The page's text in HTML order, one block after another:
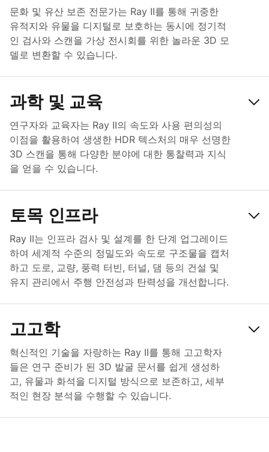
문화 및 유산 보존 전문가는 Ray II를 통해 귀중한
유적지와 유물을 디지털로 보호하는 동시에 정기적
인 검사와 스캔을 가상 전시회를 위한 놀라운 3D 모
델로 변환할 수 있습니다.
과학 및 교육
연구자와 교육자는 Ray II의 속도와 사용 편의성의
이점을 활용하여 생생한 HDR 텍스처의 매우 선명한
3D 스캔을 통해 다양한 분야에 대한 통찰력과 지식
을 얻을 수 있습니다.
토목 인프라
Ray II는 인프라 검사 및 설계를 한 단계 업그레이드
하여 세계적 수준의 정밀도와 속도로 구조물을 캡처
하고 도로, 교량, 풍력 터빈, 터널, 댐 등의 건설 및
유지 관리에서 주행 안전성과 탄력성을 개선합니다.
고고학
혁신적인 기술을 자랑하는 Ray II를 통해 고고학자
들은 연구 준비가 된 3D 발굴 문서를 쉽게 생성하
고, 유물과 화석을 디지털 방식으로 보존하고, 세부
적인 현장 분석을 수행할 수 있습니다.